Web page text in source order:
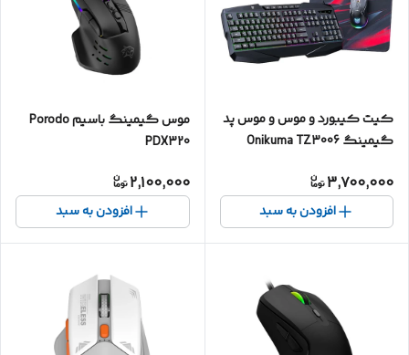
کیت کیبورد و موس و موس پد
گیمینگ Onikuma TZ3006
3,700,000
افزودن به سبد
موس گیمینگ باسیم Porodo
PDX320
2,100,000
افزودن به سبد